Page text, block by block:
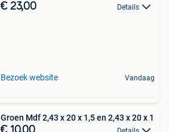
€ 23,00 Details
Bezoek website Vandaag
Groen Mdf 2,43 x 20 x 1,5 en 2,43 x 20 x 1